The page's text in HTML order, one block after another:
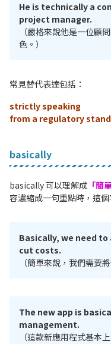
He is technically a
project manager.
（嚴格來說他是一位顧
色。）
常見替代表達包括：
strictly speaking
from a regulatory
basically
basically 可以理解成 「簡
容濃縮成一句重點時，這個
Basically, we need
cut costs.
（簡單來說，我們需要
The new app is
management.
（這款新應用程式基本